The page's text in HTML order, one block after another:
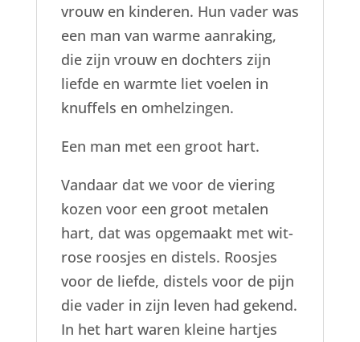
vrouw en kinderen. Hun vader was
een man van warme aanraking,
die zijn vrouw en dochters zijn
liefde en warmte liet voelen in
knuffels en omhelzingen.
Een man met een groot hart.
Vandaar dat we voor de viering
kozen voor een groot metalen
hart, dat was opgemaakt met wit-
rose roosjes en distels. Roosjes
voor de liefde, distels voor de pijn
die vader in zijn leven had gekend.
In het hart waren kleine hartjes